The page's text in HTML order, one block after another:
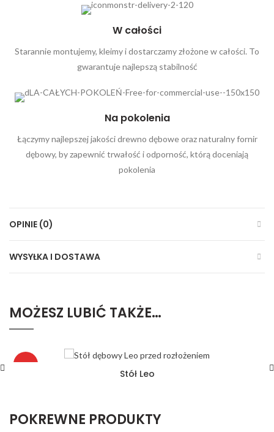
W całości
Starannie montujemy, kleimy i dostarczamy złożone w całości. To
gwarantuje najlepszą stabilność
Na pokolenia
Łączymy najlepszej jakości drewno dębowe oraz naturalny fornir
dębowy, by zapewnić trwałość i odporność, którą doceniają
pokolenia
OPINIE (0)
WYSYŁKA I DOSTAWA
MOŻESZ LUBIĆ TAKŻE…
HOT
Stół Leo
POKREWNE PRODUKTY